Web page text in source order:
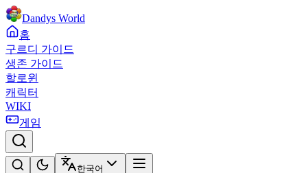
Dandys World
홈
구르디 가이드
생존 가이드
할로윈
캐릭터
WIKI
게임
한국어